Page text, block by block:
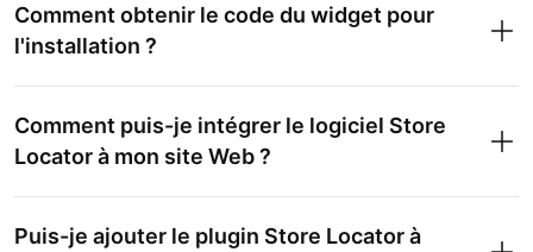
Comment obtenir le code du widget pour
l'installation ?
Comment puis-je intégrer le logiciel Store
Locator à mon site Web ?
Puis-je ajouter le plugin Store Locator à